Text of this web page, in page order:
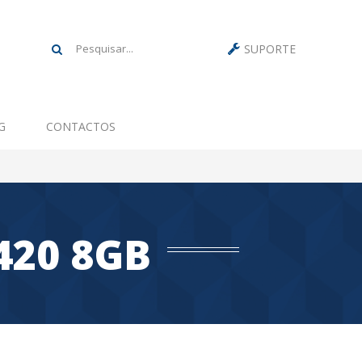
SUPORTE
CONTACTOS
8GB